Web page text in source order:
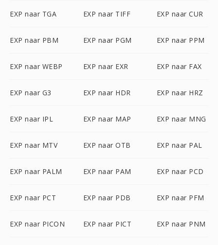
EXP naar TGA EXP naar TIFF EXP naar CUR
EXP naar PBM EXP naar PGM EXP naar PPM
EXP naar WEBP EXP naar EXR EXP naar FAX
EXP naar G3 EXP naar HDR EXP naar HRZ
EXP naar IPL EXP naar MAP EXP naar MNG
EXP naar MTV EXP naar OTB EXP naar PAL
EXP naar PALM EXP naar PAM EXP naar PCD
EXP naar PCT EXP naar PDB EXP naar PFM
EXP naar PICON EXP naar PICT EXP naar PNM